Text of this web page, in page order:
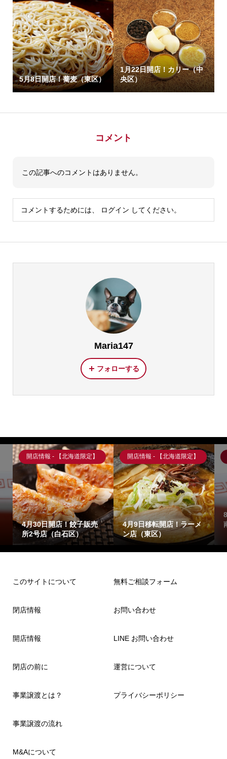
5月8日開店！蕎麦（東区）
1月22日開店！カリー（中
央区）
コメント
この記事へのコメントはありません。
コメントするためには、 ログイン してください。
Maria147
フォローする
限定】
販売
開店情報 - 【北海道限定】
4月9日移転開店！ラーメ
ン店（東区）
開店情報 - 【北海道限定】
8月2１日閉店！９月中
南幌町移転！ラーメン店
（東区）
このサイトについて
閉店情報
開店情報
閉店の前に
事業譲渡とは？
事業譲渡の流れ
M&Aについて
無料ご相談フォーム
お問い合わせ
LINE お問い合わせ
運営について
プライバシーポリシー